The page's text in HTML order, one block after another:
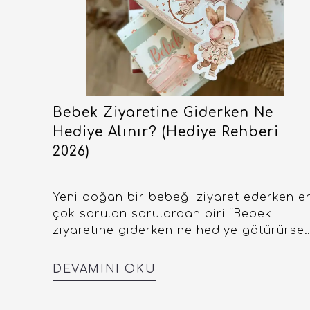
Bebek Ziyaretine Giderken Ne
Hediye Alınır? (Hediye Rehberi
2026)
Yeni doğan bir bebeği ziyaret ederken
çok sorulan sorulardan biri “Bebek
ziyaretine giderken ne hediye
bebeğe alınacak hediyenin hem anlamlı,
hem de kullanışlı olması herkes için
DEVAMINI OKU